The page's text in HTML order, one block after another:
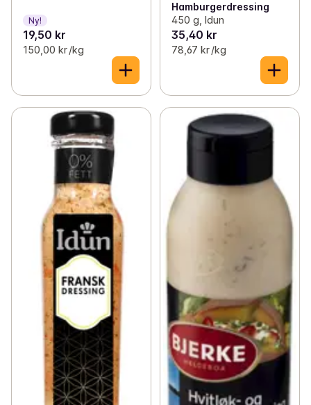
Ny!
19,50 kr
150,00 kr /kg
Hamburgerdressing
450 g, Idun
35,40 kr
78,67 kr /kg